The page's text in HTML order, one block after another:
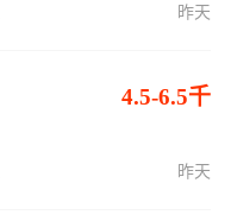
昨天
4.5-6.5千
昨天